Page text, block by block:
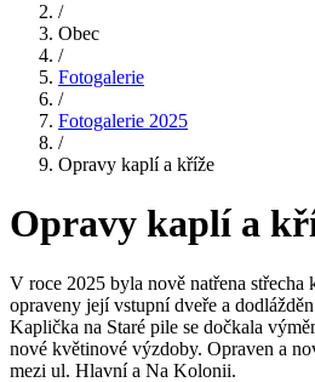
/
Obec
/
Fotogalerie
/
Fotogalerie 2025
/
Opravy kaplí a kříže
Opravy kaplí a
V roce 2025 byla nově natřena střecha
opraveny její vstupní dveře a
Kaplička na Staré pile se dočkala
nové květinové výzdoby. Opraven a
mezi ul. Hlavní a Na Kolonii.